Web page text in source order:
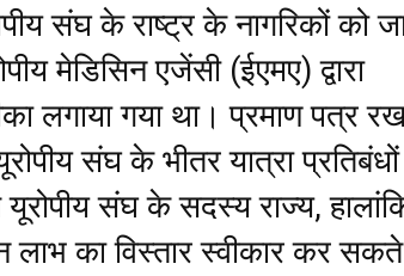
संघ के राष्ट्र के नागरिकों को
मेडिसिन एजेंसी (ईएमए) द्वारा
लगाया गया था। प्रमाण पत्र
संघ के भीतर यात्रा
संघ के सदस्य राज्य,
लाभ का विस्तार स्वीकार कर